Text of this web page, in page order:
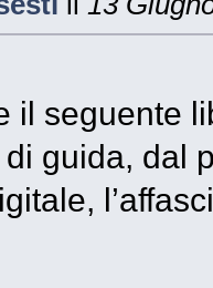
il seguente
guida, dal